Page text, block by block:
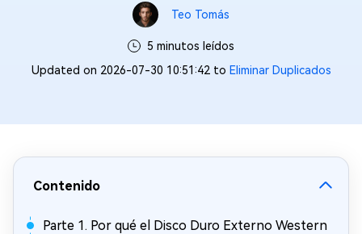
Teo Tomás
5 minutos leídos
Updated on 2026-07-30 10:51:42 to Eliminar Duplicados
Contenido
Parte 1. Por qué el Disco Duro Externo Western